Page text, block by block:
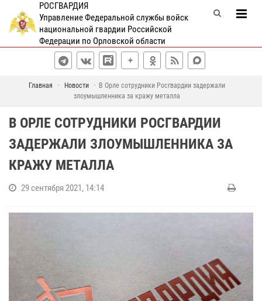
РОСГВАРДИЯ
Управление Федеральной службы войск
национальной гвардии Российской
Федерации по Орловской области
Главная Новости
В Орле сотрудники Росгвардии задержали
злоумышленника за кражу металла
В ОРЛЕ СОТРУДНИКИ РОСГВАРДИИ
ЗАДЕРЖАЛИ ЗЛОУМЫШЛЕННИКА ЗА
КРАЖУ МЕТАЛЛА
29 сентября 2021, 14:14